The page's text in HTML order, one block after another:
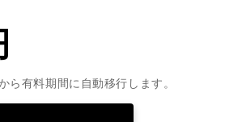
有料期間に自動移行します。